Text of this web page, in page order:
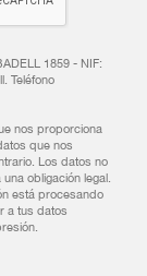
1859 - NIF:
Teléfono
nos proporciona
que nos
Los datos no
obligación legal.
está procesando
a tus datos